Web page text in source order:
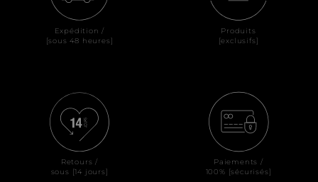
Expédition /
[sous 48 heures]
Produits
[exclusifs]
Retours /
sous [14 jours]
Paiements /
100% [sécurisés]